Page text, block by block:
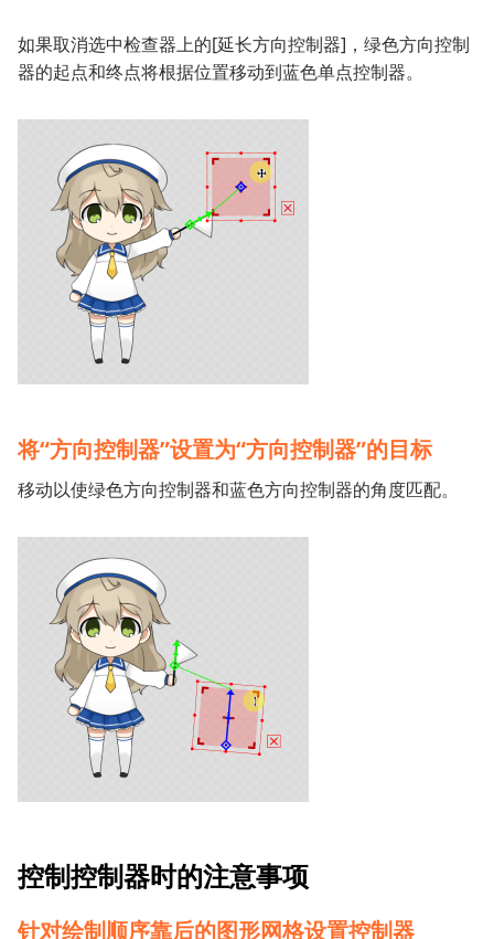
如果取消选中检查器上的[延长方向控制器]，绿色方向控制
器的起点和终点将根据位置移动到蓝色单点控制器。
将“方向控制器”设置为“方向控制器”的目标
移动以使绿色方向控制器和蓝色方向控制器的角度匹配。
控制控制器时的注意事项
针对绘制顺序靠后的图形网格设置控制器